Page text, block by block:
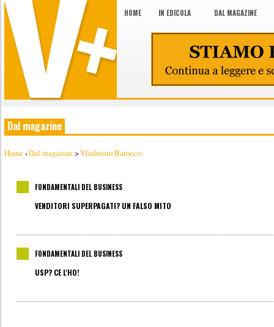
HOME IN EDICOLA DAL MAGAZINE
Dal magazine
Home ›Dal magazine >Vladimiro Barocco
FONDAMENTALI DEL BUSINESS
VENDITORI SUPERPAGATI? UN FALSO MITO
FONDAMENTALI DEL BUSINESS
USP? CE L'HO!